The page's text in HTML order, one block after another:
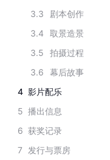
3.3
剧本创作
3.4
取景造景
3.5
拍摄过程
3.6
幕后故事
4 影片配乐
5 播出信息
6 获奖记录
7
发行与票房